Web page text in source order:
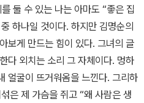
둘 수 있는 나는 아마도 “좋은 집
하나일 것이다. 하지만 김명순의
보게 만드는 힘이 있다. 그녀의 글
다 외치는 소리 그 자체이다. 멍하
얼굴이 뜨거워옴을 느낀다. 그리하
은 제 가슴을 쥐고 “왜 사람은 생